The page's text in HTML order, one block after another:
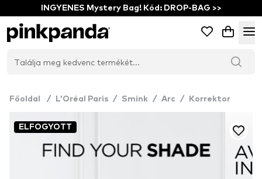
INGYENES Mystery Bag! Kód: DROP-BAG >>
Főoldal / L’Oréal Paris / Smink / Arc / Korrektor
ELFOGYOTT